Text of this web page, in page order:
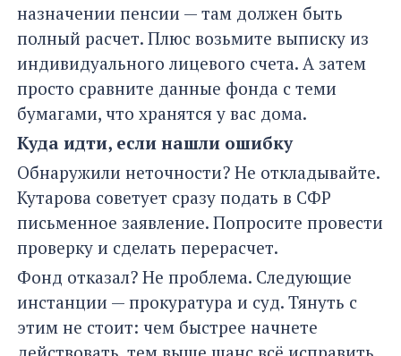
назначении пенсии — там должен быть
полный расчет. Плюс возьмите выписку из
индивидуального лицевого счета. А затем
просто сравните данные фонда с теми
бумагами, что хранятся у вас дома.
Куда идти, если нашли ошибку
Обнаружили неточности? Не откладывайте.
Кутарова советует сразу подать в СФР
письменное заявление. Попросите провести
проверку и сделать перерасчет.
Фонд отказал? Не проблема. Следующие
инстанции — прокуратура и суд. Тянуть с
этим не стоит: чем быстрее начнете